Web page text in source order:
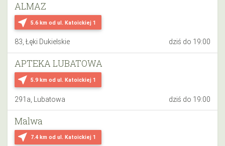
near_me 5.6 km od ul. Katoickiej 1
ALMAZ
83, Łęki Dukielskie dziś do 19:00
near_me 5.9 km od ul. Katoickiej 1
APTEKA LUBATOWA
291a, Lubatowa dziś do 19:00
near_me 7.4 km od ul. Katoickiej 1
Malwa